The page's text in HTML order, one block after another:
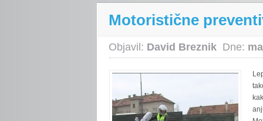
Motoristične
Objavil: David Breznik Dne: